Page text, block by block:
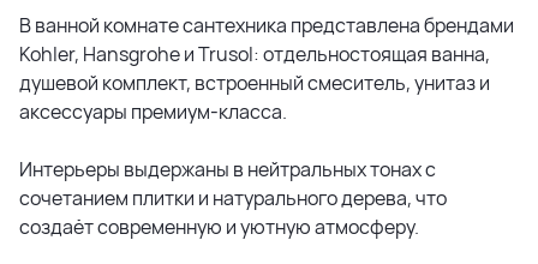
В ванной комнате сантехника представлена брендами
Kohler, Hansgrohe и Trusol: отдельностоящая ванна,
душевой комплект, встроенный смеситель, унитаз и
аксессуары премиум-класса.
Интерьеры выдержаны в нейтральных тонах с
сочетанием плитки и натурального дерева, что
создаёт современную и уютную атмосферу.